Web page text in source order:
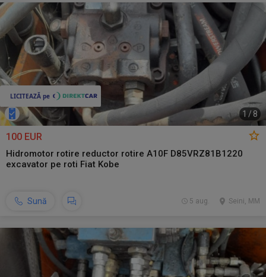
1 /8
100 EUR
Hidromotor rotire reductor rotire A10F D85VRZ81B1220
excavator pe roti Fiat Kobe
Sună Seini, MM
5 aug.